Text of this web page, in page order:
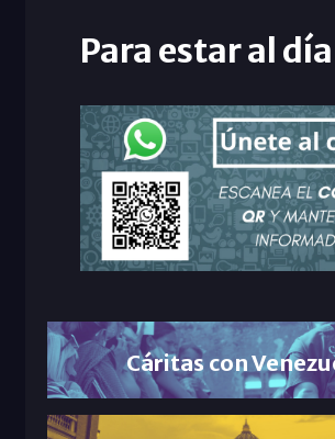
Para estar al día
Cáritas con